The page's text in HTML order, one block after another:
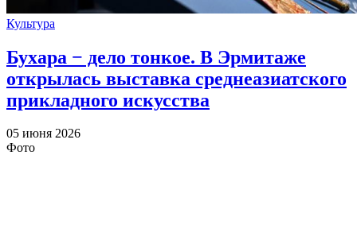
Культура
Бухара − дело тонкое. В Эрмитаже
открылась выставка среднеазиатского
прикладного искусства
05 июня 2026
Фото